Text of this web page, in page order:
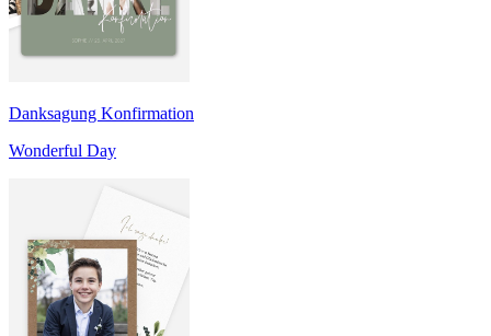
Danksagung Konfirmation
Wonderful Day